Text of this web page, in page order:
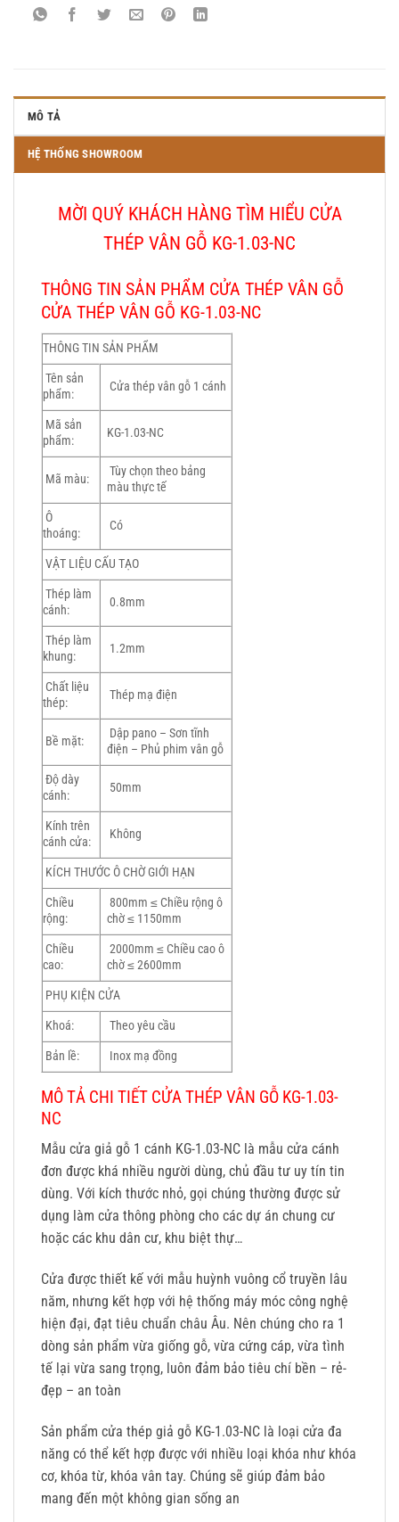
MÔ TẢ
HỆ THỐNG SHOWROOM
MỜI QUÝ KHÁCH HÀNG TÌM HIỂU CỬA
THÉP VÂN GỖ KG-1.03-NC
THÔNG TIN SẢN PHẨM CỬA THÉP VÂN GỖ
CỬA THÉP VÂN GỖ KG-1.03-NC
THÔNG TIN SẢN PHẨM
Tên sản
phẩm:
Cửa thép vân gỗ 1 cánh
Mã sản
phẩm:
KG-1.03-NC
Mã màu:
Tùy chọn theo bảng
màu thực tế
Ô
thoáng:
Có
VẬT LIỆU CẤU TẠO
Thép làm
cánh:
0.8mm
Thép làm
khung:
1.2mm
Chất liệu
thép:
Thép mạ điện
Bề mặt:
Dập pano – Sơn tĩnh
điện – Phủ phim vân gỗ
Độ dày
cánh:
50mm
Kính trên
cánh cửa:
Không
KÍCH THƯỚC Ô CHỜ GIỚI HẠN
Chiều
rộng:
800mm ≤ Chiều rộng ô
chờ ≤ 1150mm
Chiều
cao:
2000mm ≤ Chiều cao ô
chờ ≤ 2600mm
PHỤ KIỆN CỬA
Khoá:
Theo yêu cầu
Bản lề:
Inox mạ đồng
MÔ TẢ CHI TIẾT CỬA THÉP VÂN GỖ KG-1.03-
NC
Mẫu cửa giả gỗ 1 cánh KG-1.03-NC là mẫu cửa cánh
đơn được khá nhiều người dùng, chủ đầu tư uy tín tin
dùng. Với kích thước nhỏ, gọi chúng thường được sử
dụng làm cửa thông phòng cho các dự án chung cư
hoặc các khu dân cư, khu biệt thự…
Cửa được thiết kế với mẫu huỳnh vuông cổ truyền lâu
năm, nhưng kết hợp với hệ thống máy móc công nghệ
hiện đại, đạt tiêu chuẩn châu Âu. Nên chúng cho ra 1
dòng sản phẩm vừa giống gỗ, vừa cứng cáp, vừa tình
tế lại vừa sang trọng, luôn đảm bảo tiêu chí bền – rẻ-
đẹp – an toàn
Sản phẩm cửa thép giả gỗ KG-1.03-NC là loại cửa đa
năng có thể kết hợp được với nhiều loại khóa như khóa
cơ, khóa từ, khóa vân tay. Chúng sẽ giúp đảm bảo
mang đến một không gian sống an